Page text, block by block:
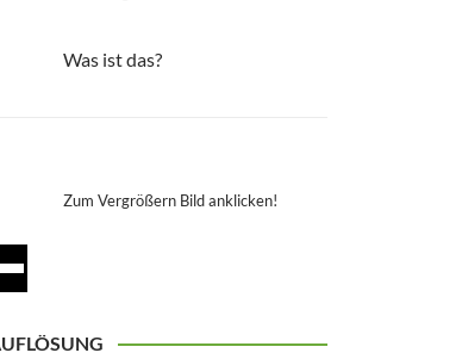
Was ist das?
Zum Vergrößern Bild anklicken!